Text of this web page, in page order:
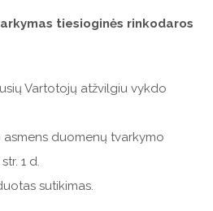
tiesioginės rinkodaros
Vartotojų atžvilgiu vykdo
duomenų tvarkymo
1 d.
sutikimas.